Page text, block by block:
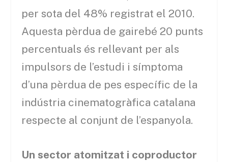
per sota del 48% registrat el 2010.
Aquesta pèrdua de gairebé 20 punts
percentuals és rellevant per als
impulsors de l’estudi i símptoma
d’una pèrdua de pes específic de la
indústria cinematogràfica catalana
respecte al conjunt de l’espanyola.
Un sector atomitzat i coproductor